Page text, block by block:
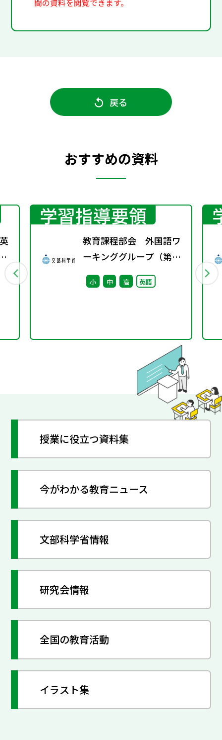
間の資料を閲覧できます。
戻る
おすすめの資料
学習指導要領
教育課程部会 外国語ワ
ーキンググループ（第6
回） 配付資料
小 中 高 英語
授業に役立つ資料集
今がわかる教育ニュース
文部科学省情報
研究会情報
全国の教育活動
イラスト集